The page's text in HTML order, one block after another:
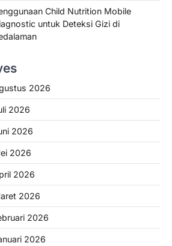
Child Nutrition Mobile
untuk Deteksi Gizi di
2026
2026
2026
2026
2026
2026
2026
2026